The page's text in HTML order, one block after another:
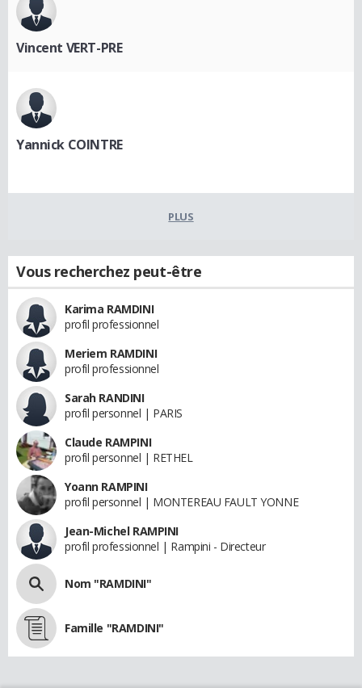
Vincent VERT-PRE
Yannick COINTRE
PLUS
Vous recherchez peut-être
Karima RAMDINI
profil professionnel
Meriem RAMDINI
profil professionnel
Sarah RANDINI
profil personnel | PARIS
Claude RAMPINI
profil personnel | RETHEL
Yoann RAMPINI
profil personnel | MONTEREAU FAULT YONNE
Jean-Michel RAMPINI
profil professionnel | Rampini - Directeur
Nom "RAMDINI"
Famille "RAMDINI"